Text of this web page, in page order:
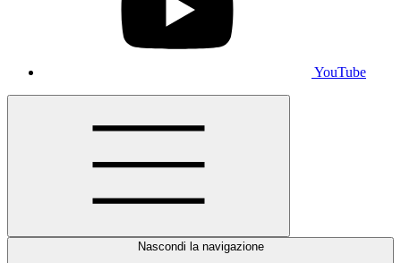
YouTube
Nascondi la navigazione